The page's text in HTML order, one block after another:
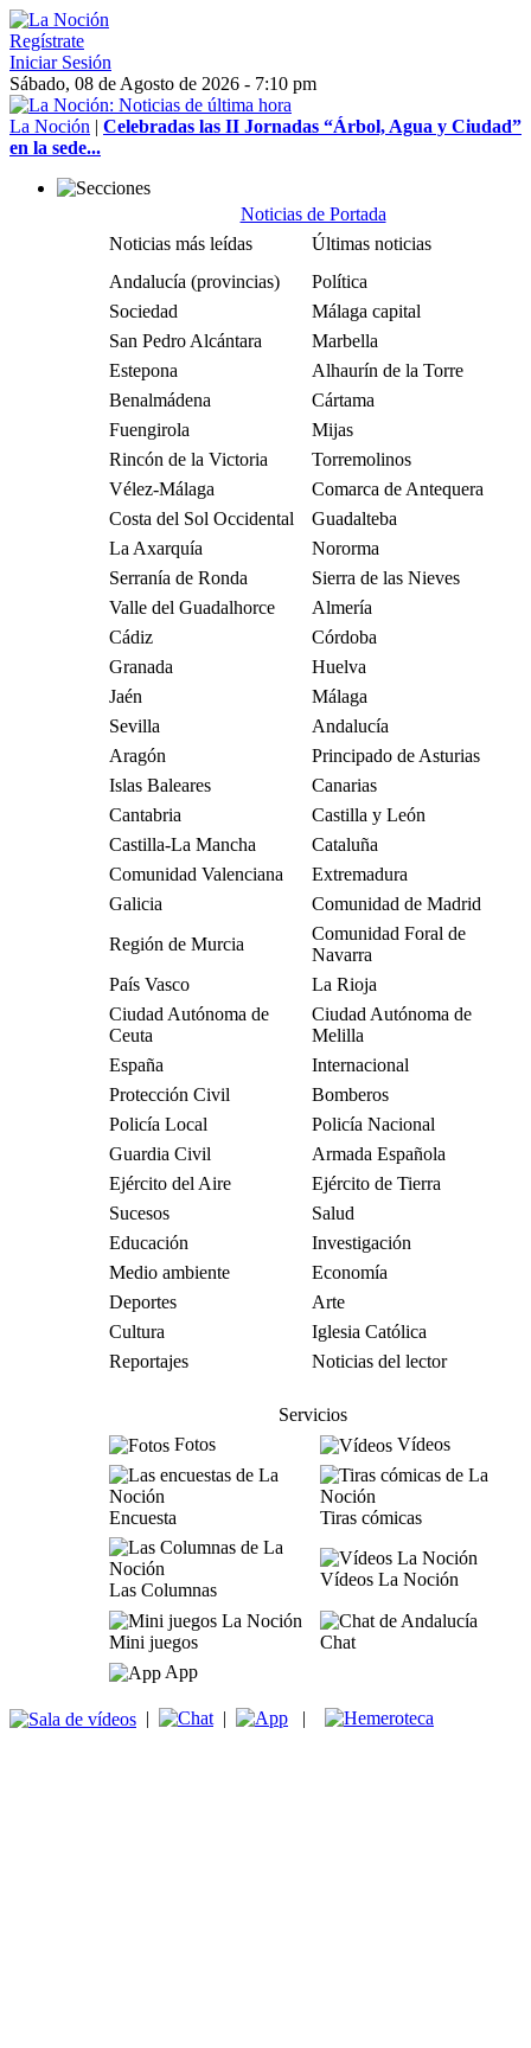
Regístrate
Iniciar Sesión
Sábado, 08 de Agosto de 2026 - 7:10 pm
La Noción | Celebradas las II Jornadas “Árbol, Agua y Ciudad”
en la sede...
Noticias de Portada
Noticias más leídas
Últimas noticias
Andalucía (provincias)
Política
Sociedad
Málaga capital
San Pedro Alcántara
Marbella
Estepona
Alhaurín de la Torre
Benalmádena
Cártama
Fuengirola
Mijas
Rincón de la Victoria
Torremolinos
Vélez-Málaga
Comarca de Antequera
Costa del Sol Occidental
Guadalteba
La Axarquía
Nororma
Serranía de Ronda
Sierra de las Nieves
Valle del Guadalhorce
Almería
Cádiz
Córdoba
Granada
Huelva
Jaén
Málaga
Sevilla
Andalucía
Aragón
Principado de Asturias
Islas Baleares
Canarias
Cantabria
Castilla y León
Castilla-La Mancha
Cataluña
Comunidad Valenciana
Extremadura
Galicia
Comunidad de Madrid
Región de Murcia
Comunidad Foral de
Navarra
País Vasco
La Rioja
Ciudad Autónoma de
Ceuta
Ciudad Autónoma de
Melilla
España
Internacional
Protección Civil
Bomberos
Policía Local
Policía Nacional
Guardia Civil
Armada Española
Ejército del Aire
Ejército de Tierra
Sucesos
Salud
Educación
Investigación
Medio ambiente
Economía
Deportes
Arte
Cultura
Iglesia Católica
Reportajes
Noticias del lector
Servicios
Fotos
Vídeos
Encuesta Tiras cómicas
Las Columnas
Vídeos La Noción
Mini juegos
Chat
App
| | |